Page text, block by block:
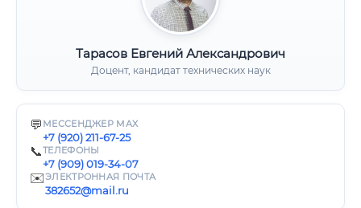
Тарасов Евгений Александрович
Доцент, кандидат технических наук
💬 МЕССЕНДЖЕР MAX
+7 (920) 211-67-25
📞ТЕЛЕФОНЫ
+7 (909) 019-34-07
✉️ЭЛЕКТРОННАЯ ПОЧТА
382652@mail.ru